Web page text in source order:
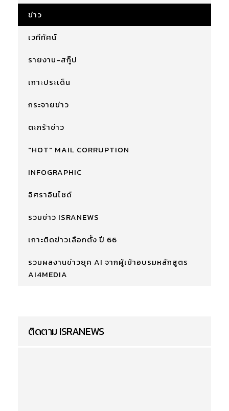
ข่าว
เวทีทัศน์
รายงาน-สกู๊ป
เกาะประเด็น
กระจายข่าว
ตะกร้าข่าว
"HOT" MAIL CORRUPTION
INFOGRAPHIC
อิศราอินไซด์
รวมข่าว ISRANEWS
เกาะติดข่าวเลือกตั้ง ปี 66
รวมผลงานข่าวยุค AI จากผู้เข้าอบรมหลักสูตร
AI4MEDIA
ติดตาม ISRANEWS